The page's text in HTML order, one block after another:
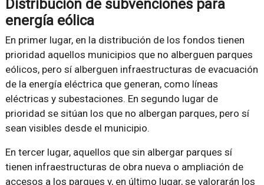
Distribución de subvenciones para
energía eólica
En primer lugar, en la distribución de los fondos tienen
prioridad aquellos municipios que no alberguen parques
eólicos, pero sí alberguen infraestructuras de evacuación
de la energía eléctrica que generan, como líneas
eléctricas y subestaciones. En segundo lugar de
prioridad se sitúan los que no albergan parques, pero sí
sean visibles desde el municipio.
En tercer lugar, aquellos que sin albergar parques sí
tienen infraestructuras de obra nueva o ampliación de
accesos a los parques y, en último lugar, se valorarán los